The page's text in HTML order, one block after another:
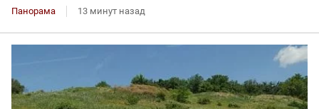
Панорама 13 минут назад